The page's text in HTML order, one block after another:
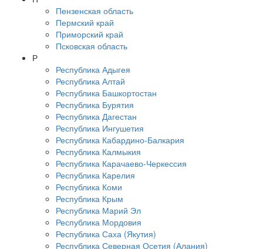
Пензенская область
Пермский край
Приморский край
Псковская область
Р
Республика Адыгея
Республика Алтай
Республика Башкортостан
Республика Бурятия
Республика Дагестан
Республика Ингушетия
Республика Кабардино-Балкария
Республика Калмыкия
Республика Карачаево-Черкессия
Республика Карелия
Республика Коми
Республика Крым
Республика Марий Эл
Республика Мордовия
Республика Саха (Якутия)
Республика Северная Осетия (Алания)